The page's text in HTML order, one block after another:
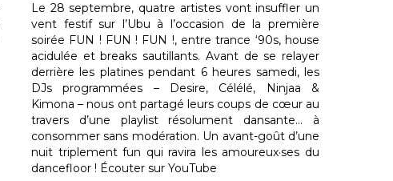
Le 28 septembre, quatre artistes vont insuffler un
vent festif sur l’Ubu à l’occasion de la première
soirée FUN ! FUN ! FUN !, entre trance ‘90s, house
acidulée et breaks sautillants. Avant de se relayer
derrière les platines pendant 6 heures samedi, les
DJs programmées – Desire, Célélé, Ninjaa &
Kimona – nous ont partagé leurs coups de cœur au
travers d’une playlist résolument dansante… à
consommer sans modération. Un avant-goût d’une
nuit triplement fun qui ravira les amoureux·ses du
dancefloor ! Écouter sur YouTube